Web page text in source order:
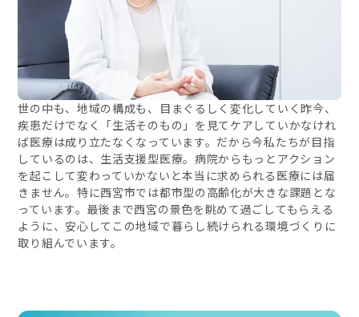
世の中も、地域の構成も、目まぐるしく変化していく昨今、
疾患だけでなく「生活そのもの」を見てケアしていかなけれ
ば医療は成り立たなくなっています。だから今私たちが目指
しているのは、生活支援型医療。病院からもっとアクション
を起こして変わっていかないと本当に求められる医療には届
きません。特に西宮市では都市型の高齢化が大きな課題とな
っています。最後まで西宮の景色を眺めて過ごしてもらえる
ように、安心してこの地域で暮らし続けられる環境づくりに
取り組んでいます。